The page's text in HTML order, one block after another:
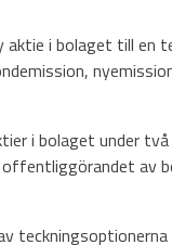
i bolaget till en
i bolaget under
av